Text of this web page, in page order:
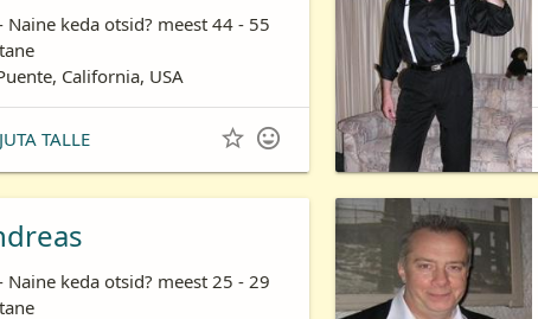
Naine keda otsid? meest 44 - 55
California, USA
TALLE  
Naine keda otsid? meest 25 - 29